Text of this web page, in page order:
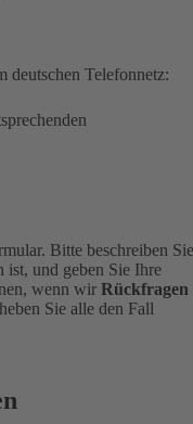
deutschen Telefonnetz:
Bitte beschreiben Sie
und geben Sie Ihre
wenn wir Rückfragen
Sie alle den Fall